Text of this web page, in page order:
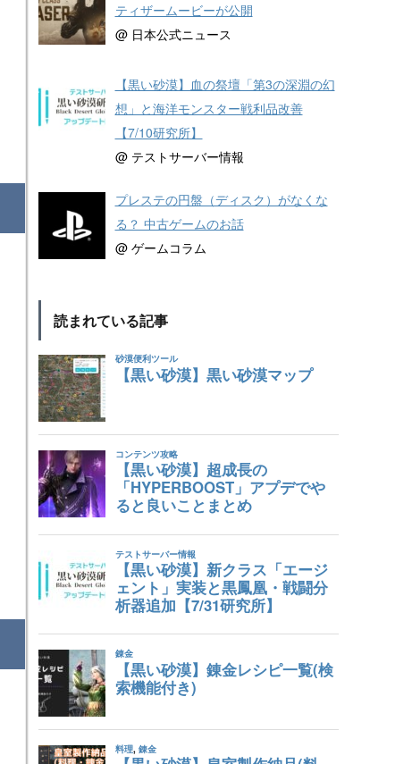
ティザームービーが公開
@ 日本公式ニュース
【黒い砂漠】血の祭壇「第3の深淵の幻
想」と海洋モンスター戦利品改善
【7/10研究所】
@ テストサーバー情報
プレステの円盤（ディスク）がなくな
る？ 中古ゲームのお話
@ ゲームコラム
読まれている記事